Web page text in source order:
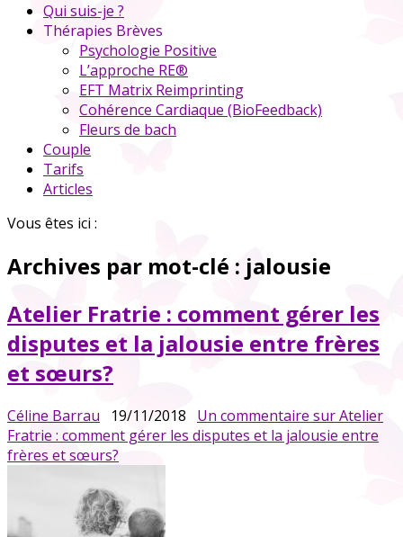
Qui suis-je ?
Thérapies Brèves
Psychologie Positive
L’approche RE®
EFT Matrix Reimprinting
Cohérence Cardiaque (BioFeedback)
Fleurs de bach
Couple
Tarifs
Articles
Vous êtes ici :
Archives par mot-clé : jalousie
Atelier Fratrie : comment gérer les
disputes et la jalousie entre frères
et sœurs?
Céline Barrau 19/11/2018 Un commentaire sur Atelier
Fratrie : comment gérer les disputes et la jalousie entre
frères et sœurs?